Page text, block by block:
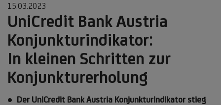
15.03.2023
UniCredit Bank Austria
Konjunkturindikator:
In kleinen Schritten zur
Konjunkturerholung
Der UniCredit Bank Austria Konjunkturindikator stieg